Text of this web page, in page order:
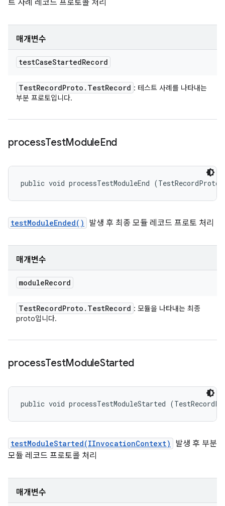
트 사례 레코드 프로토콜 처리
매개변수
testCaseStartedRecord
TestRecordProto . TestRecord : 테스트 사례를 나타내는
부분 프로토입니다.
processTestModuleEnd
public void processTestModuleEnd
testModuleEnded() 발생 후 최종 모듈 레코드 프로토 처리
매개변수
moduleRecord
TestRecordProto . TestRecord : 모듈을 나타내는 최종
proto입니다.
processTestModuleStarted
public void processTestModuleStarted
testModuleStarted(IInvocationContext)
발생 후 부분
모듈 레코드 프로토콜 처리
매개변수